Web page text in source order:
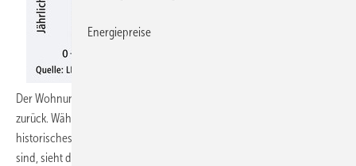
Der Wohnungsbau in Deutschland bleibt weiter hinter dem Bedarf
zurück. Während die Baugenehmigungen 2008 auf ein neues
historisches Tief von annähernd 175.000 Wohneinheiten gefallen
sind, sieht die Mehrheit der wohnungswirtschaftlichen Experten den
Energiepreise